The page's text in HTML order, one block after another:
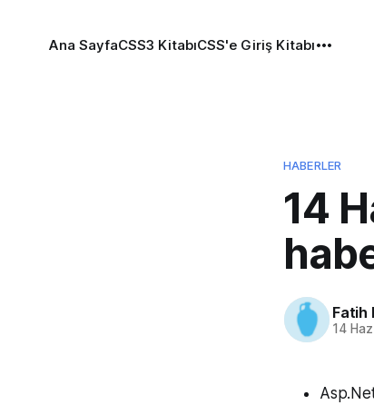
Ana SayfaCSS3 KitabıCSS'e Giriş Kitabı
HABERLER
14
Fatih
14